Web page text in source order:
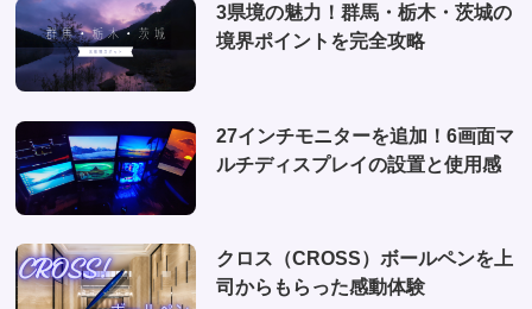
3県境の魅力！群馬・栃木・茨城の
境界ポイントを完全攻略
27インチモニターを追加！6画面マ
ルチディスプレイの設置と使用感
クロス（CROSS）ボールペンを上
司からもらった感動体験